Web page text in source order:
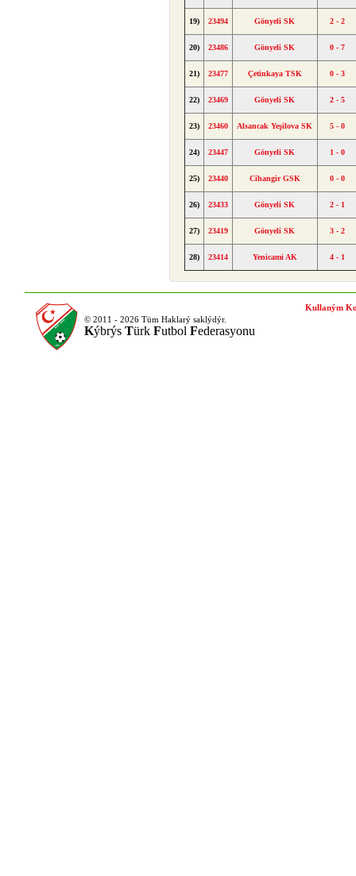
19) 23494 Gönyeli SK 2 - 2
20) 23486 Gönyeli SK 0 - 7
21) 23477 Çetinkaya TSK 0 - 3
22) 23469 Gönyeli SK 2 - 5
23) 23460 Alsancak Yeşilova SK 5 - 0
24) 23447 Gönyeli SK 1 - 0
25) 23440 Cihangir GSK 0 - 0
26) 23433 Gönyeli SK 2 - 1
27) 23419 Gönyeli SK 3 - 2
28) 23414 Yenicami AK 4 - 1
© 2011 - 2026 Tüm Haklarý saklýdýr.
Kýbrýs Türk Futbol Federasyonu
Kullaným